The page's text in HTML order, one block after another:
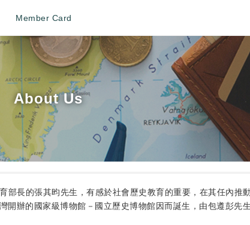
Member Card
About Us
長的張其昀先生，有感於社會歷史教育的重要，在其任內推
開辦的國家級博物館－國立歷史博物館因而誕生，由包遵彭先